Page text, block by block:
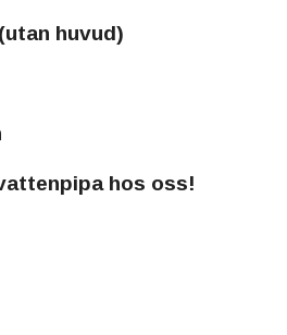
huvud)
hos oss!